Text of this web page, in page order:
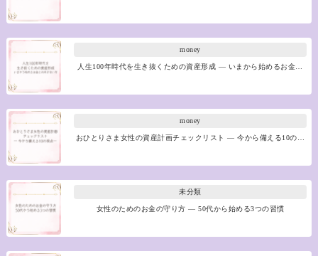
money
人生100年時代を生き抜くための資産形成 ― いまから始めるお金…
money
おひとりさま女性の資産計画チェックリスト ― 今から備える10の…
未分類
女性のためのお金の守り方 ― 50代から始める3つの習慣